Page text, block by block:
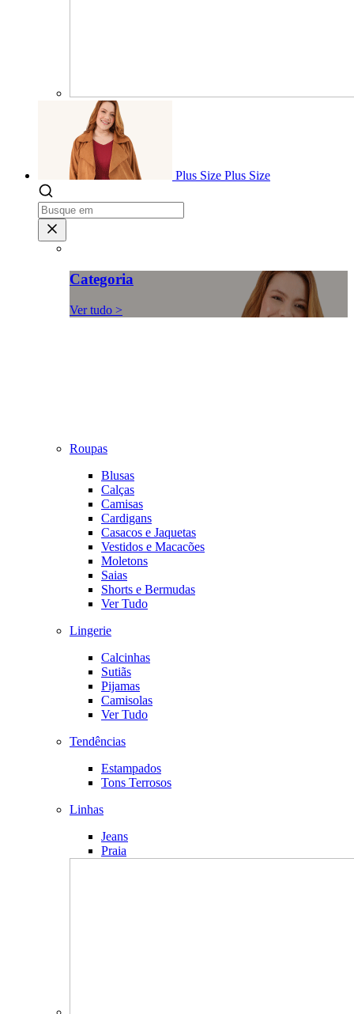
Plus Size Plus Size
Categoria
Ver tudo >
Roupas
Blusas
Calças
Camisas
Cardigans
Casacos e Jaquetas
Vestidos e Macacões
Moletons
Saias
Shorts e Bermudas
Ver Tudo
Lingerie
Calcinhas
Sutiãs
Pijamas
Camisolas
Ver Tudo
Tendências
Estampados
Tons Terrosos
Linhas
Jeans
Praia